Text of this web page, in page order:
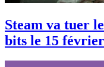
Steam va tuer
bits le 15